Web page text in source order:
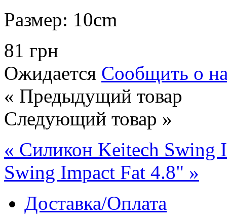
Размер: 10cm
81 грн
Ожидается Сообщить о
« Предыдущий товар
Следующий товар »
« Силикон Keitech Swing
Swing Impact Fat 4.8" »
Доставка/Оплата